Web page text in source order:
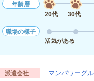
年齢層
20代
30代
職場の様子
活気がある
派遣会社 マンパワーグ